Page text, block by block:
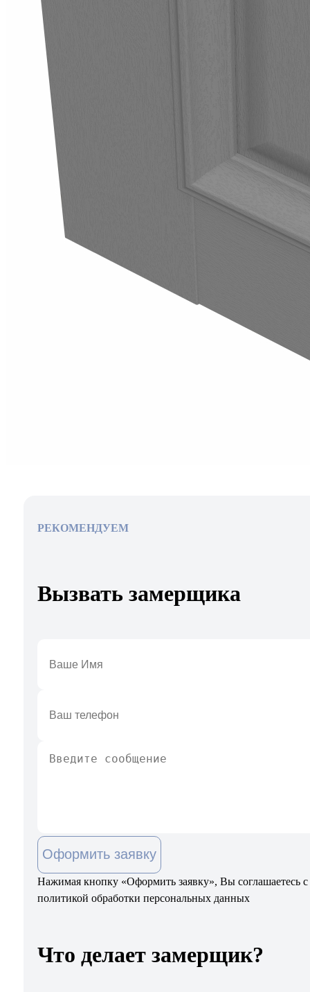
РЕКОМЕНДУЕМ
Вызвать замерщика
Оформить заявку
Нажимая кнопку «Оформить заявку», Вы соглашаетесь с
политикой обработки персональных данных
Что делает замерщик?